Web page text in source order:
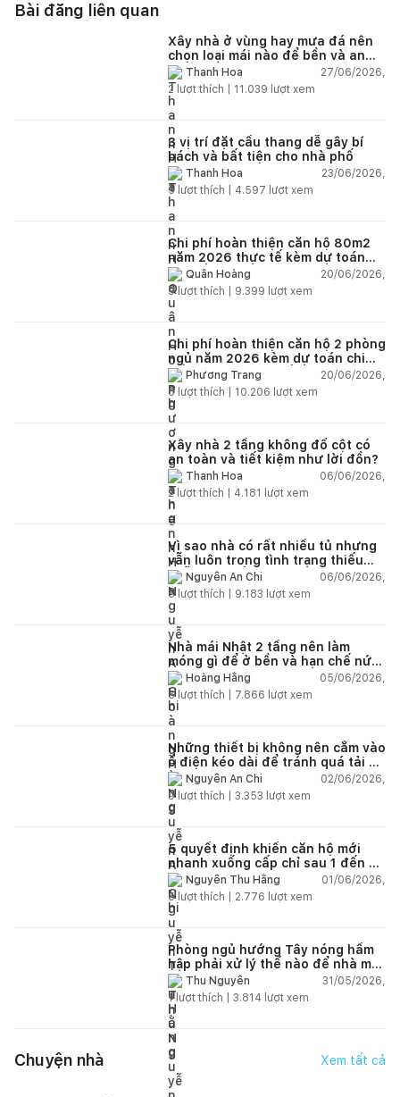
Bài đăng liên quan
Xây nhà ở vùng hay mưa đá nên
chọn loại mái nào để bền và an
toàn?Thanh Hoa
27/06/2026,
2 lượt thích | 11.039 lượt xem
3 vị trí đặt cầu thang dễ gây bí
bách và bất tiện cho nhà phố
Thanh Hoa
23/06/2026,
5 lượt thích | 4.597 lượt xem
Chi phí hoàn thiện căn hộ 80m2
năm 2026 thực tế kèm dự toán
chi tiết từng hạng mục
Quân Hoàng
20/06/2026,
9lượt thích | 9.399 lượt xem
Chi phí hoàn thiện căn hộ 2 phòng
ngủ năm 2026 kèm dự toán chi
tiết và ví dụ thực tế
Phương Trang
20/06/2026,
5 lượt thích | 10.206 lượt xem
Xây nhà 2 tầng không đổ cột có
an toàn và tiết kiệm như lời đồn?
Thanh Hoa
06/06/2026,
2lượt thích | 4.181 lượt xem
Vì sao nhà có rất nhiều tủ nhưng
vẫn luôn trong tình trạng thiếu
chỗ chứa đồ?
Nguyễn An Chi
06/06/2026,
5lượt thích | 9.183 lượt xem
Nhà mái Nhật 2 tầng nên làm
móng gì để ở bền và hạn chế nứt
lún?Hoàng Hằng
05/06/2026,
5lượt thích | 7.866 lượt xem
Những thiết bị không nên cắm vào
ổ điện kéo dài để tránh quá tải và
chập cháy trong nhà
Nguyễn An Chi
02/06/2026,
9lượt thích | 3.353 lượt xem
5 quyết định khiến căn hộ mới
nhanh xuống cấp chỉ sau 1 đến 2
nămNguyễn Thu Hằng
01/06/2026,
5lượt thích | 2.776 lượt xem
Phòng ngủ hướng Tây nóng hầm
hập phải xử lý thế nào để nhà mát
hơn?Thu Nguyễn
31/05/2026,
1lượt thích | 3.814 lượt xem
Chuyện nhà Xem tất cả